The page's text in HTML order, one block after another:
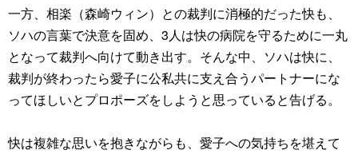
一方、相楽（森崎ウィン）との裁判に消極的だった快も、
ソハの言葉で決意を固め、3人は快の病院を守るために一丸
となって裁判へ向けて動き出す。そんな中、ソハは快に、
裁判が終わったら愛子に公私共に支え合うパートナーにな
ってほしいとプロポーズをしようと思っていると告げる。
快は複雑な思いを抱きながらも、愛子への気持ちを堪えて